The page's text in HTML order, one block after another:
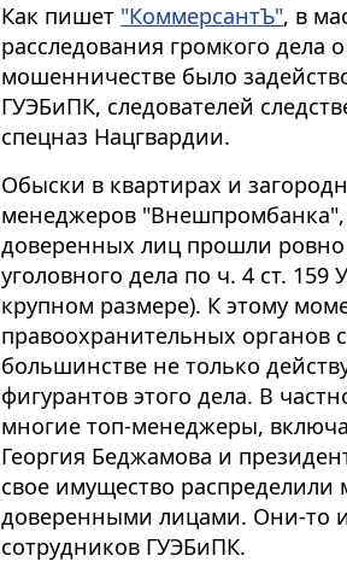
Как пишет "КоммерсантЪ", в
расследования громкого дела
мошенничестве было
ГУЭБиПК, следователей
спецназ Нацгвардии.
Обыски в квартирах и
менеджеров
доверенных лиц прошли ровно
уголовного дела по ч. 4 ст.
крупном размере). К этому
правоохранительных
большинстве не только
фигурантов этого дела. В
многие топ-менеджеры,
Георгия Беджамова и
свое имущество
доверенными лицами. Они-то
сотрудников ГУЭБиПК.